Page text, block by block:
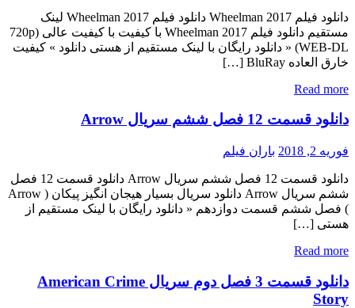
دانلود فیلم Wheelman 2017 دانلود فیلم Wheelman 2017 لینک
مستقیم دانلود فیلم Wheelman 2017 با کیفیت با کیفیت عالی (720p
WEB-DL) « دانلود رایگان با لینک مستقیم از هستی دانلود » کیفیت
خارق العاده BluRay […]
Read more
دانلود قسمت 12 فصل ششم سریال Arrow
فوریه 2, 2018 باران فیلم
دانلود قسمت 12 فصل ششم سریال Arrow دانلود قسمت 12 فصل
ششم سریال Arrow دانلود سریال بسیار هیجان انگیز پیکان ( Arrow
) فصل ششم قسمت دوازدهم « دانلود رایگان با لینک مستقیم از
هستی […]
Read more
دانلود قسمت 3 فصل دوم سریال American Crime
Story